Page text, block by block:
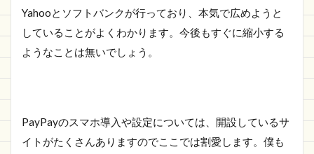
Yahooとソフトバンクが行っており、本気で広めようと
していることがよくわかります。今後もすぐに縮小する
ようなことは無いでしょう。
PayPayのスマホ導入や設定については、開設しているサ
イトがたくさんありますのでここでは割愛します。僕も